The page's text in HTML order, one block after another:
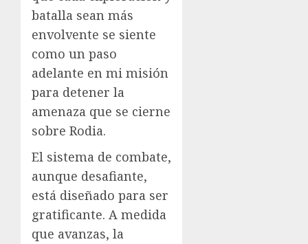
batalla sean más
envolvente se siente
como un paso
adelante en mi misión
para detener la
amenaza que se cierne
sobre Rodia.
El sistema de combate,
aunque desafiante,
está diseñado para ser
gratificante. A medida
que avanzas, la